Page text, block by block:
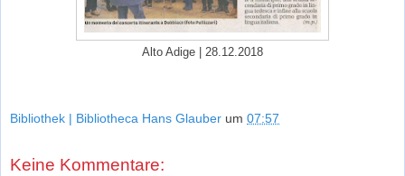
Alto Adige | 28.12.2018
Bibliothek | Bibliotheca Hans Glauber um 07:57
Keine Kommentare: